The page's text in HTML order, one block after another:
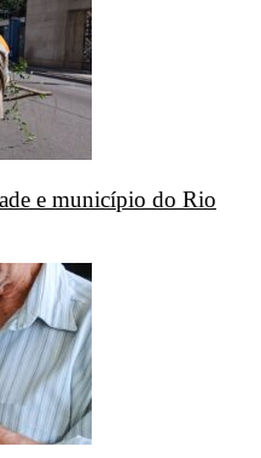
e município do Rio